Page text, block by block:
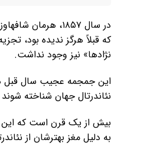
که قبلاً هرگز ندیده بود،
نژادها» نیز وجود نداشت.
این جمجمه عجیب سال قبل در
نئاندرتال جهان شناخته
بیش از یک قرن است که این
به دلیل مغز بهترشان از